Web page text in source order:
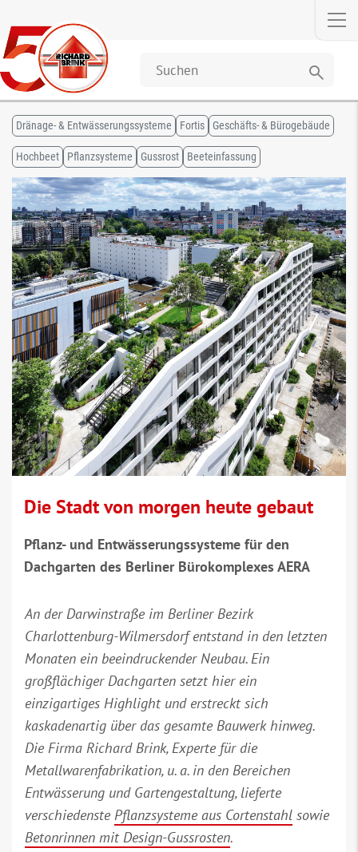
search
Dränage- & Entwässerungssysteme Fortis Geschäfts- & Bürogebäude
Hochbeet Pflanzsysteme Gussrost Beeteinfassung
Die Stadt von morgen heute gebaut
Pflanz- und Entwässerungssysteme für den
Dachgarten des Berliner Bürokomplexes AERA
An der Darwinstraße im Berliner Bezirk
Charlottenburg-Wilmersdorf entstand in den letzten
Monaten ein beeindruckender Neubau. Ein
großflächiger Dachgarten setzt hier ein
einzigartiges Highlight und erstreckt sich
kaskadenartig über das gesamte Bauwerk hinweg.
Die Firma Richard Brink, Experte für die
Metallwarenfabrikation, u. a. in den Bereichen
Entwässerung und Gartengestaltung, lieferte
verschiedenstePflanzsysteme aus Cortenstahl sowie
Betonrinnen mit Design-Gussrosten.